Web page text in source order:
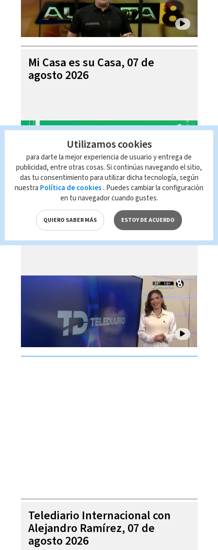
Mi Casa es su Casa, 07 de
agosto 2026
Telediario En Directo con Paula
Brenes, 07 de agosto 2026
Telediario Internacional con
Alejandro Ramírez, 07 de
agosto 2026
Utilizamos cookies
para darte la mejor experiencia de usuario y entrega de
publicidad, entre otras cosas. Si continúas navegando el sitio,
das tu consentimiento para utilizar dicha tecnología, según
nuestra Política de cookies . Puedes cambiar la configuración
en tu navegador cuando gustes.
QUIERO SABER MÁS ESTOY DE ACUERDO